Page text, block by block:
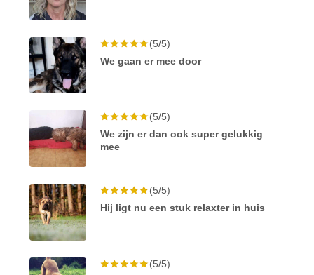
(5/5)
We gaan er mee door
(5/5)
We zijn er dan ook super gelukkig
mee
(5/5)
Hij ligt nu een stuk relaxter in huis
(5/5)